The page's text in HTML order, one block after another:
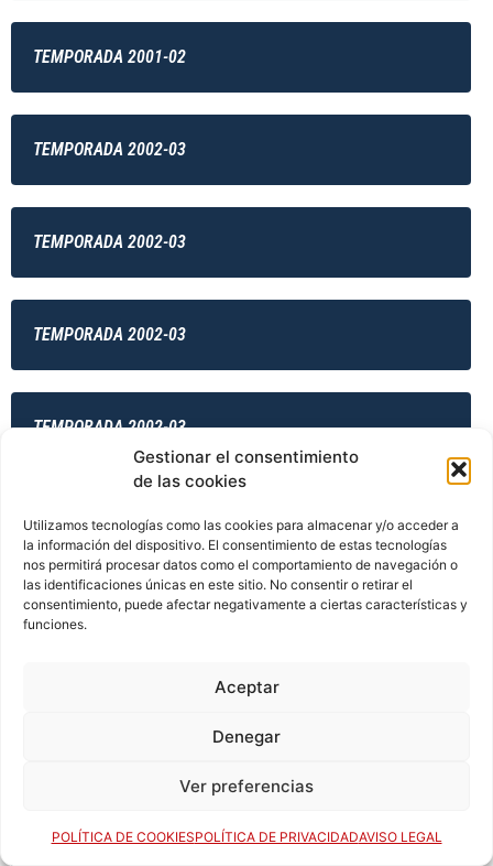
Gestionar el consentimiento
de las cookies
Utilizamos tecnologías como las cookies para almacenar y/o acceder a
la información del dispositivo. El consentimiento de estas tecnologías
nos permitirá procesar datos como el comportamiento de navegación o
las identificaciones únicas en este sitio. No consentir o retirar el
consentimiento, puede afectar negativamente a ciertas características y
funciones.
Aceptar
Denegar
Ver preferencias
POLÍTICA DE COOKIESPOLÍTICA DE PRIVACIDADAVISO LEGAL
TEMPORADA 2001-02
TEMPORADA 2002-03
TEMPORADA 2002-03
TEMPORADA 2002-03
TEMPORADA 2002-03
TEMPORADA 2003-04
TEMPORADA 2003-04
TEMPORADA 2003-04